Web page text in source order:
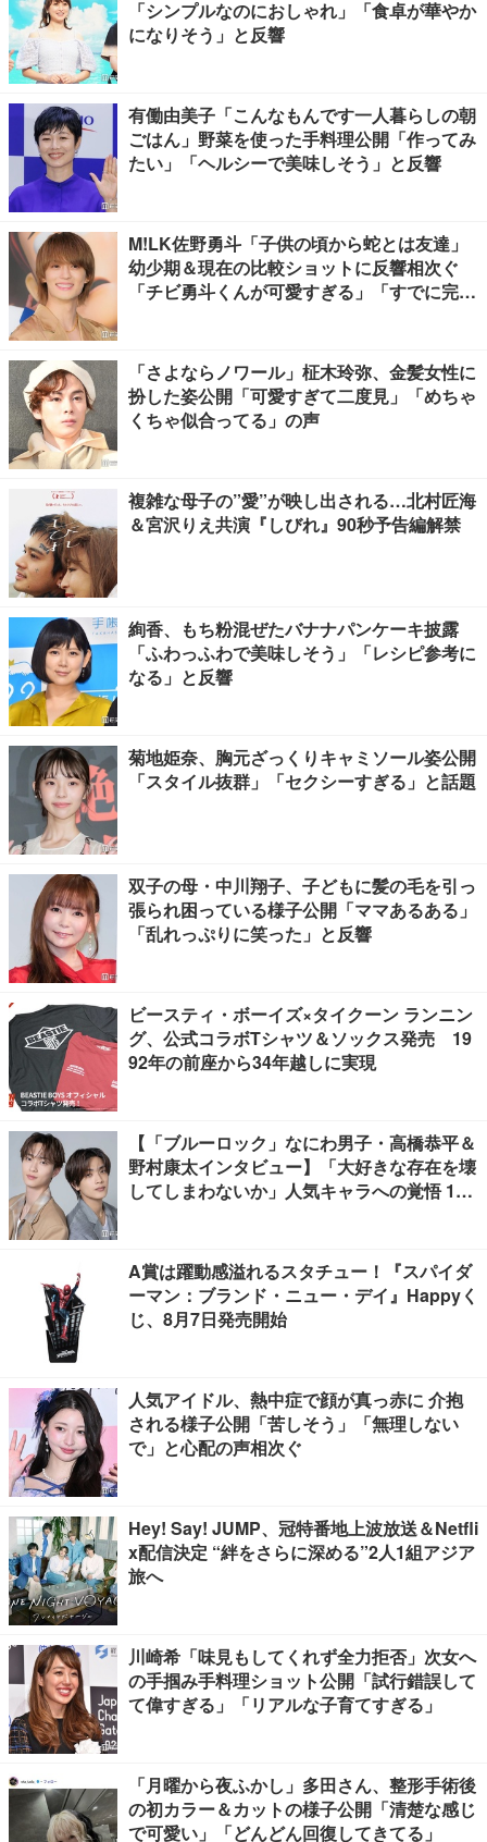
「シンプルなのにおしゃれ」「食卓が華やか
になりそう」と反響
有働由美子「こんなもんです一人暮らしの朝
ごはん」野菜を使った手料理公開「作ってみ
たい」「ヘルシーで美味しそう」と反響
M!LK佐野勇斗「子供の頃から蛇とは友達」
幼少期＆現在の比較ショットに反響相次ぐ
「チビ勇斗くんが可愛すぎる」「すでに完成
「さよならノワール」柾木玲弥、金髪女性に
扮した姿公開「可愛すぎて二度見」「めちゃ
くちゃ似合ってる」の声
複雑な母子の”愛”が映し出される…北村匠海
＆宮沢りえ共演『しびれ』90秒予告編解禁
絢香、もち粉混ぜたバナナパンケーキ披露
「ふわっふわで美味しそう」「レシピ参考に
なる」と反響
菊地姫奈、胸元ざっくりキャミソール姿公開
「スタイル抜群」「セクシーすぎる」と話題
双子の母・中川翔子、子どもに髪の毛を引っ
張られ困っている様子公開「ママあるある」
「乱れっぷりに笑った」と反響
ビースティ・ボーイズ×タイクーン ランニン
グ、公式コラボTシャツ＆ソックス発売 19
92年の前座から34年越しに実現
【「ブルーロック」なにわ男子・高橋恭平＆
野村康太インタビュー】「大好きな存在を壊
してしまわないか」人気キャラへの覚悟 10
A賞は躍動感溢れるスタチュー！『スパイダ
ーマン：ブランド・ニュー・デイ』Happyく
じ、8月7日発売開始
人気アイドル、熱中症で顔が真っ赤に 介抱
される様子公開「苦しそう」「無理しない
で」と心配の声相次ぐ
Hey! Say! JUMP、冠特番地上波放送＆Netfli
x配信決定 “絆をさらに深める”2人1組アジア
旅へ
川崎希「味見もしてくれず全力拒否」次女へ
の手掴み手料理ショット公開「試行錯誤して
て偉すぎる」「リアルな子育てすぎる」
「月曜から夜ふかし」多田さん、整形手術後
の初カラー＆カットの様子公開「清楚な感じ
で可愛い」「どんどん回復してきてる」